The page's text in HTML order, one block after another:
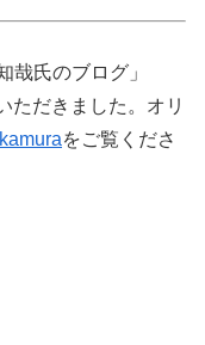
哉氏のブログ」
ただきました。オリ
をご覧くださ